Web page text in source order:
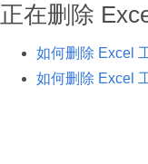
正在删除
如何删除 Excel
如何删除 Excel